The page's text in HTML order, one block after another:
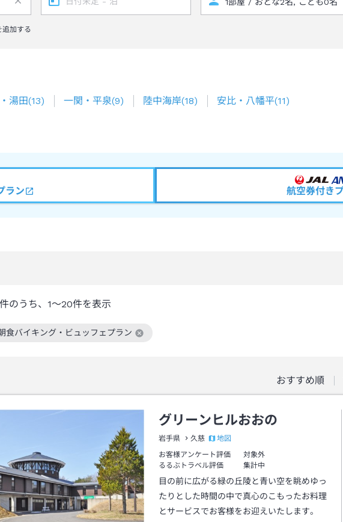
追加する
湯田(13) 一関・平泉(9) 陸中海岸(18) 安比・八幡平(11)
ラン 航空券付き
のうち、 1～20件を表示
食バイキング・ビュッフェプラン
の絞り込み条件を解除
おすすめ順
グリーンヒルおおの
岩手県 久慈
地図
お客様アンケート評価
対象外
るるぶトラベル評価
集計中
目の前に広がる緑の丘陵と青い空を眺めゆっ
たりとした時間の中で真心のこもったお料理
とサービスでお客様をお迎えいたします。